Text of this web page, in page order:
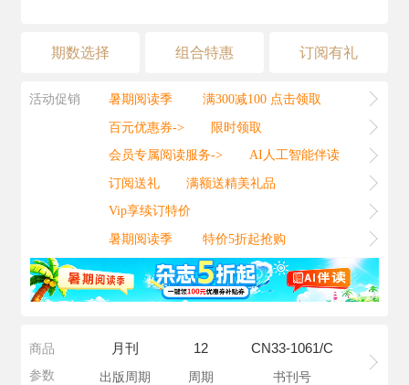
期数选择 组合特惠 订阅有礼
活动促销 暑期阅读季
满300减100 点击领取
百元优惠券->
限时领取
会员专属阅读服务->
AI人工智能伴读
订阅送礼
满额送精美礼品
Vip享续订特价
暑期阅读季
特价5折起抢购
商品
参数
月刊
出版周期
12
周期
CN33-1061/C
书刊号